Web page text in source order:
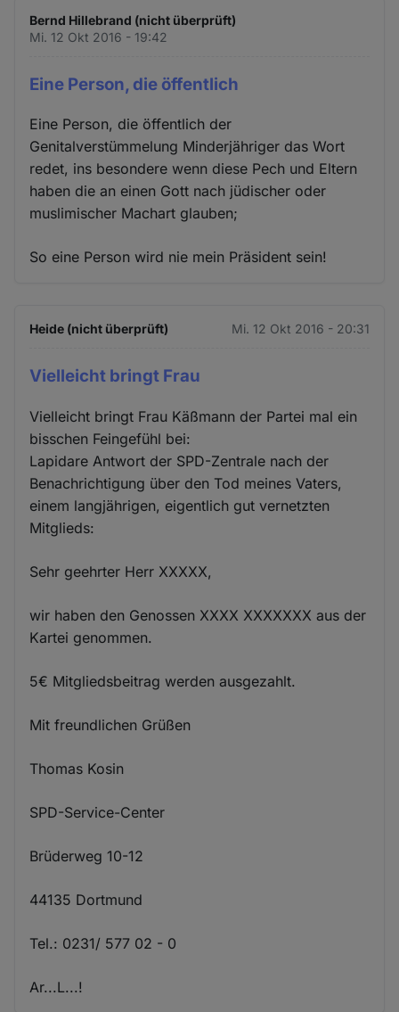
Bernd Hillebrand (nicht überprüft)
Mi. 12 Okt 2016 - 19:42
Eine Person, die öffentlich
Eine Person, die öffentlich der
Genitalverstümmelung Minderjähriger das Wort
redet, ins besondere wenn diese Pech und Eltern
haben die an einen Gott nach jüdischer oder
muslimischer Machart glauben;
So eine Person wird nie mein Präsident sein!
Heide (nicht überprüft) Mi. 12 Okt 2016 - 20:31
Vielleicht bringt Frau
Vielleicht bringt Frau Käßmann der Partei mal ein
bisschen Feingefühl bei:
Lapidare Antwort der SPD-Zentrale nach der
Benachrichtigung über den Tod meines Vaters,
einem langjährigen, eigentlich gut vernetzten
Mitglieds:
Sehr geehrter Herr XXXXX,
wir haben den Genossen XXXX XXXXXXX aus der
Kartei genommen.
5€ Mitgliedsbeitrag werden ausgezahlt.
Mit freundlichen Grüßen
Thomas Kosin
SPD-Service-Center
Brüderweg 10-12
44135 Dortmund
Tel.: 0231/ 577 02 - 0
Ar...L...!